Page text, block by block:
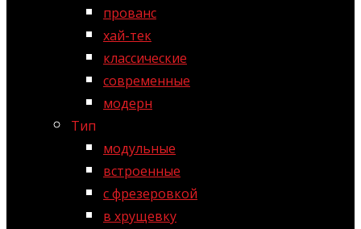
прованс
хай-тек
классические
современные
модерн
Тип
модульные
встроенные
с фрезеровкой
в хрущевку